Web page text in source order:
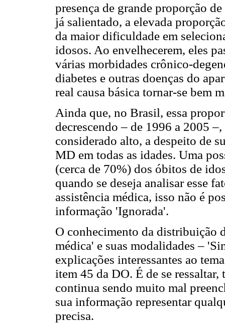
presença de grande proporção
já salientado, a elevada
da maior dificuldade em
idosos. Ao envelhecerem, eles
várias morbidades crônico-
diabetes e outras doenças do
real causa básica tornar-se bem
Ainda que, no Brasil, essa
decrescendo – de 1996 a 2005
considerado alto, a despeito de
MD em todas as idades. Uma
(cerca de 70%) dos óbitos de
quando se deseja analisar esse
assistência médica, isso não é
informação 'Ignorada'.
O conhecimento da distribuição
médica' e suas modalidades –
explicações interessantes ao
item 45 da DO. É de se
continua sendo muito mal
sua informação representar
precisa.